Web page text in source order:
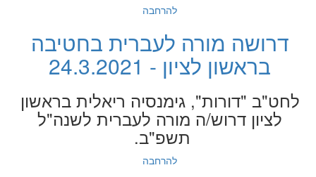
להרחבה
דרושה מורה לעברית בחטיבה
בראשון לציון - 24.3.2021
לחט"ב "דורות", גימנסיה ריאלית בראשון
לציון דרוש/ה מורה לעברית לשנה"ל
תשפ"ב.
להרחבה